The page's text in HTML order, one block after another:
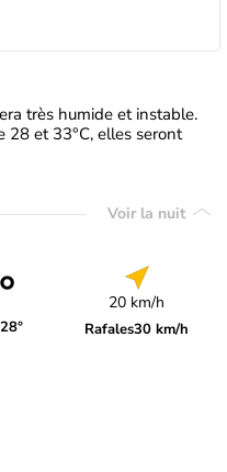
très humide et instable.
28 et 33°C, elles seront
Voir la nuit
20 km/h
Rafales30 km/h